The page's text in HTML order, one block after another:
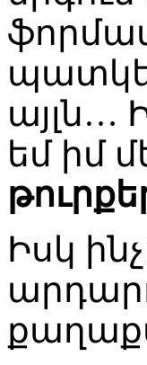
այլն…
եմ իմ
Իսկ